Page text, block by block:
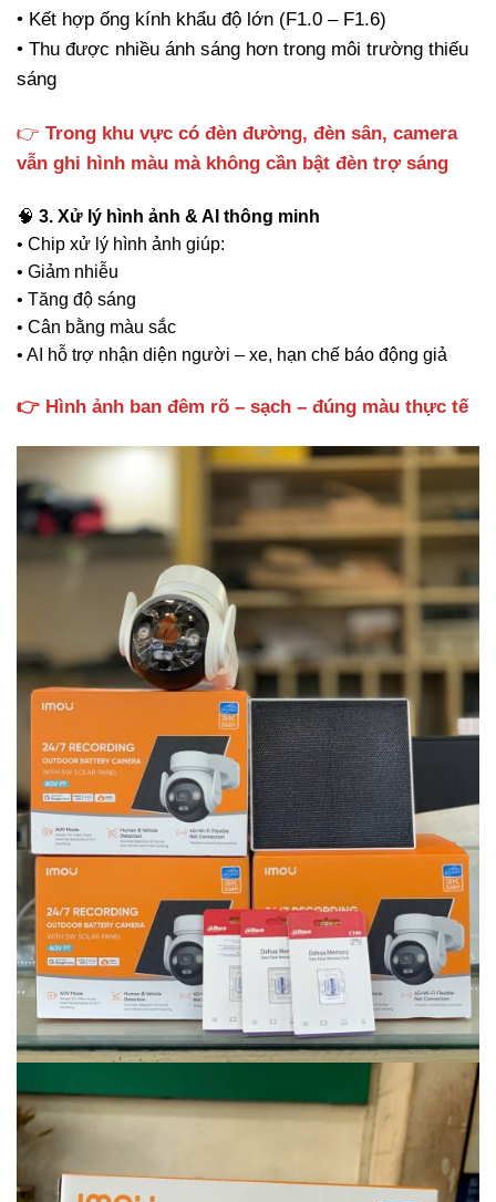
• Kết hợp ống kính khẩu độ lớn (F1.0 – F1.6)
• Thu được nhiều ánh sáng hơn trong môi trường thiếu
sáng
👉 Trong khu vực có đèn đường, đèn sân, camera
vẫn ghi hình màu mà không cần bật đèn trợ sáng
🧠 3. Xử lý hình ảnh & AI thông minh
• Chip xử lý hình ảnh giúp:
• Giảm nhiễu
• Tăng độ sáng
• Cân bằng màu sắc
• AI hỗ trợ nhận diện người – xe, hạn chế báo động giả
👉 Hình ảnh ban đêm rõ – sạch – đúng màu thực tế